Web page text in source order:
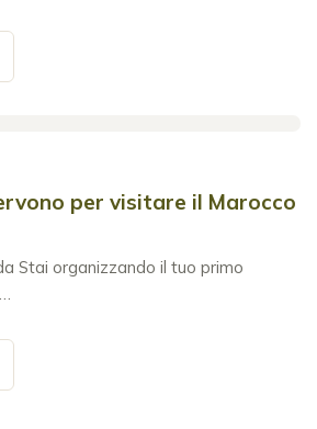
per visitare il Marocco
Stai organizzando il tuo primo